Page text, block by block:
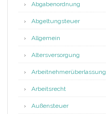
Abgabenordnung
Abgeltungsteuer
Allgemein
Altersversorgung
Arbeitnehmerüberlassung
Arbeitsrecht
Außensteuer